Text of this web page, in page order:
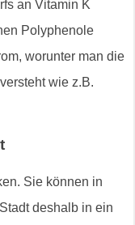
an Vitamin K
Polyphenole
worunter man die
wie z.B.
Sie können in
deshalb in ein